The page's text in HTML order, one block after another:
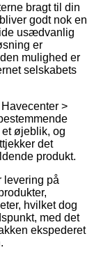
bragt til din
godt nok en
usædvanlig
er
mulighed er
selskabets
>
øjeblik, og
det
produkt.
levering på
hvilket dog
med det
ekspederet